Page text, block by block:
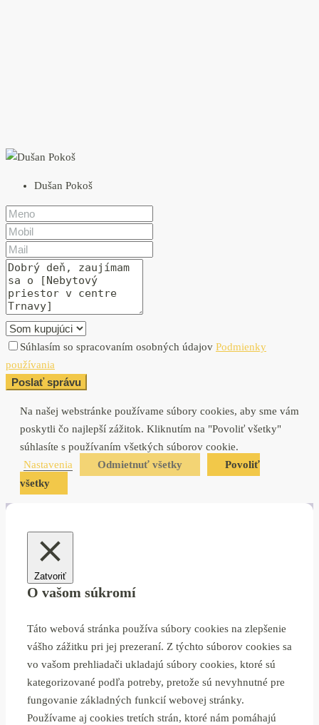
Dušan Pokoš
Súhlasím so spracovaním osobných údajov Podmienky
používania
Poslať správu
Na našej webstránke používame súbory cookies, aby sme vám
poskytli čo najlepší zážitok. Kliknutím na "Povoliť všetky"
súhlasíte s používaním všetkých súborov cookie.
Nastavenia
Odmietnuť všetky
Povoliť
všetky
Zatvoriť
O vašom súkromí
Táto webová stránka používa súbory cookies na zlepšenie
vášho zážitku pri jej prezeraní. Z týchto súborov cookies sa
vo vašom prehliadači ukladajú súbory cookies, ktoré sú
kategorizované podľa potreby, pretože sú nevyhnutné pre
fungovanie základných funkcií webovej stránky.
Používame aj cookies tretích strán, ktoré nám pomáhajú